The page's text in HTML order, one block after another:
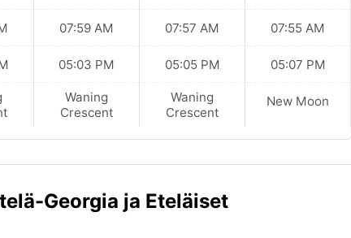
07:59 AM
05:03 PM
Waning
Crescent
07:57 AM
05:05 PM
Waning
Crescent
07:55 AM
05:07 PM
New Moon
Georgia ja Eteläiset